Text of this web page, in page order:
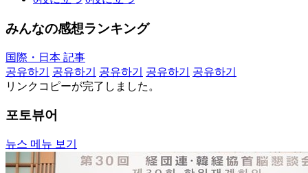
みんなの感想ランキング
国際・日本 記事
공유하기
공유하기 공유하기 공유하기
공유하기
リンクコピーが完了しました。
포토뷰어
뉴스 메뉴 보기